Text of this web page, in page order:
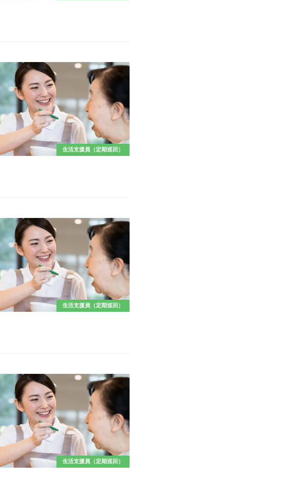
生活支援員（定期巡回）
生活支援員（定期巡回）
生活支援員（定期巡回）